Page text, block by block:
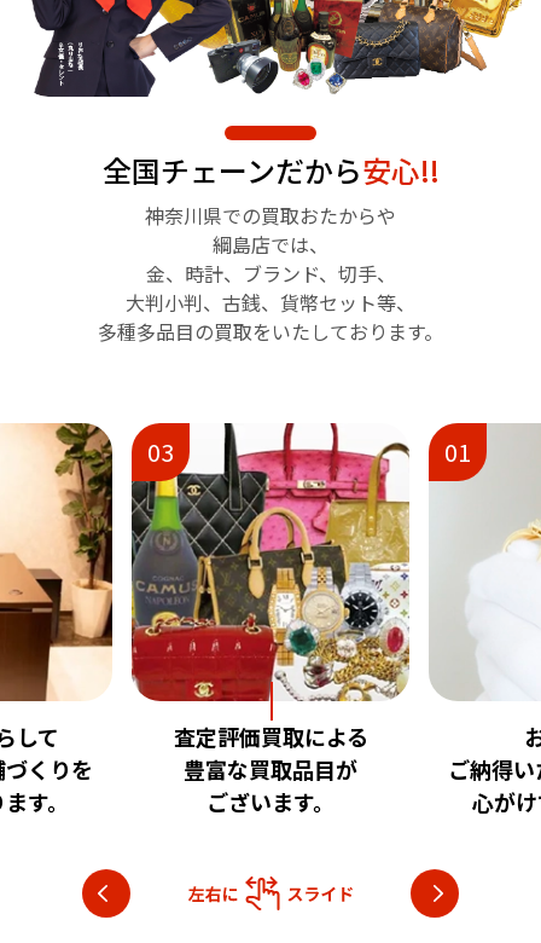
全国チェーンだから安心!!
神奈川県での買取おたからや
綱島店では、
金、時計、ブランド、切手、
大判小判、古銭、貨幣セット等、
多種多品目の買取をいたしております。
よる
目が
。
01
お客様に
ご納得いただける査定を
心がけております。
02
安
いただ
目指